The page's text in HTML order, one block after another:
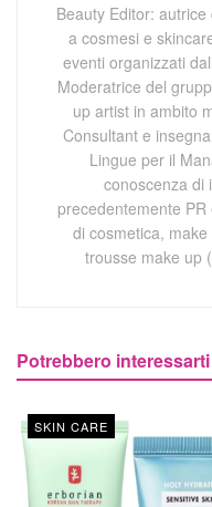
Beauty Editor:
a cosmesi e
eventi organizzati
Moderatrice del
up artist in ambito
Consultant e
Lingue per il
conoscenza di
precedentemente
di cosmetica,
trousse make up
Potrebbero
SKIN CARE